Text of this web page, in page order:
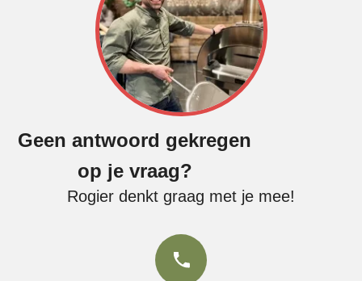
Geen antwoord gekregen
op je vraag?
Rogier denkt graag met je mee!